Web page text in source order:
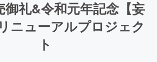
御礼&令和元年記念【妄
ニューアルプロジェク
ト